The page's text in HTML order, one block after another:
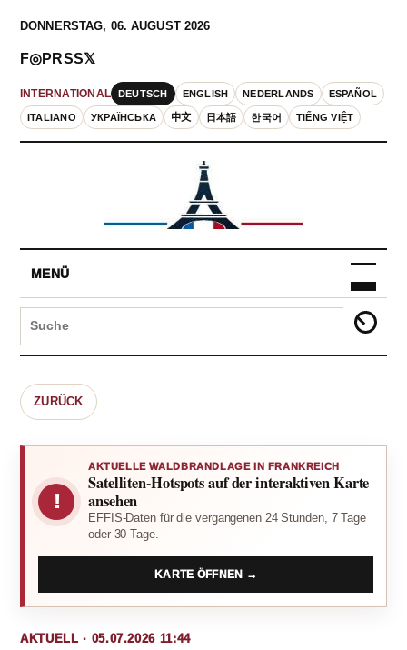
DONNERSTAG, 06. AUGUST 2026
INTERNATIONAL DEUTSCH ENGLISH NEDERLANDS ESPAÑOL
ITALIANO УКРАЇНСЬКА 中文 日本語 한국어 TIẾNG VIỆT
F◎PRSS𝕏
MENÜ
ZURÜCK
!
AKTUELLE WALDBRANDLAGE IN FRANKREICH
Satelliten-Hotspots auf der interaktiven Karte
ansehen
EFFIS-Daten für die vergangenen 24 Stunden, 7 Tage
oder 30 Tage.
KARTE ÖFFNEN →
AKTUELL · 05.07.2026 11:44